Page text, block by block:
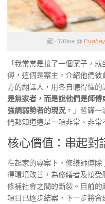
圖／TiBine @
「我常常是接了一個案子，
傅，這個是案主，介紹他們
方的翻譯人，用各自聽得懂的
是無家者，而是說他們是師
強調弱勢者的現況 。」哲韡
們都知道這是一項非常、非常
核心價值：串起對
在起家的專案下，修繕師傅
得環境改善，為修繕者及接受
修補社會之間的斷裂。目前
項目已逐步結案，下一步將